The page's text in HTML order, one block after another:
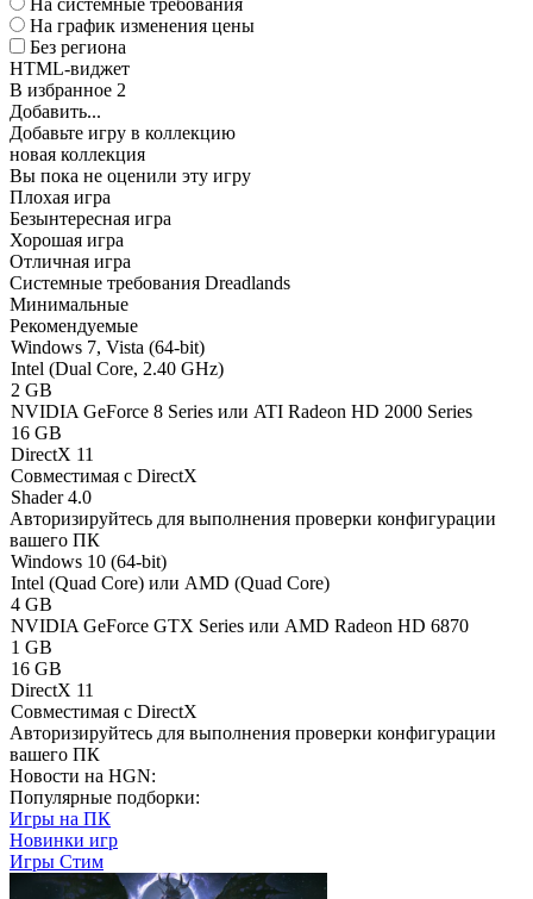
На системные требования
На график изменения цены
Без региона
HTML-виджет
В избранное 2
Добавить...
Добавьте игру в коллекцию
новая коллекция
Вы пока не оценили эту игру
Плохая игра
Безынтересная игра
Хорошая игра
Отличная игра
Системные требования Dreadlands
Минимальные
Рекомендуемые
Windows 7, Vista (64-bit)
Intel (Dual Core, 2.40 GHz)
2 GB
NVIDIA GeForce 8 Series или ATI Radeon HD 2000 Series
16 GB
DirectX 11
Совместимая с DirectX
Shader 4.0
Авторизируйтесь для выполнения проверки конфигурации
вашего ПК
Windows 10 (64-bit)
Intel (Quad Core) или AMD (Quad Core)
4 GB
NVIDIA GeForce GTX Series или AMD Radeon HD 6870
1 GB
16 GB
DirectX 11
Совместимая с DirectX
Авторизируйтесь для выполнения проверки конфигурации
вашего ПК
Новости на HGN:
Популярные подборки:
Игры на ПК
Новинки игр
Игры Стим